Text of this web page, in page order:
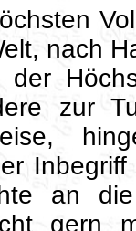
nach
der
zur
an
gern